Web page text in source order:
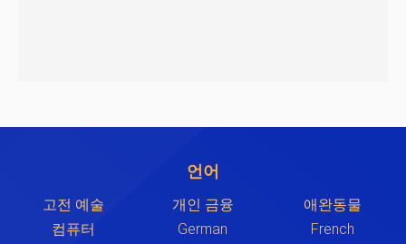
언어
고전 예술 개인 금융
애완동물
컴퓨터
German
French